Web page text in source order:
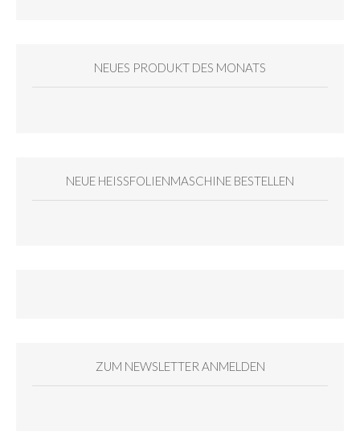
NEUES PRODUKT DES MONATS
NEUE HEISSFOLIENMASCHINE BESTELLEN
ZUM NEWSLETTER ANMELDEN